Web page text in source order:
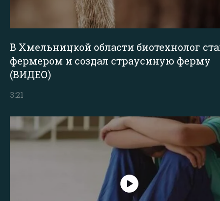
В Хмельницкой области биотехнолог
фермером и создал страусиную ферму
(ВИДЕО)
3:21